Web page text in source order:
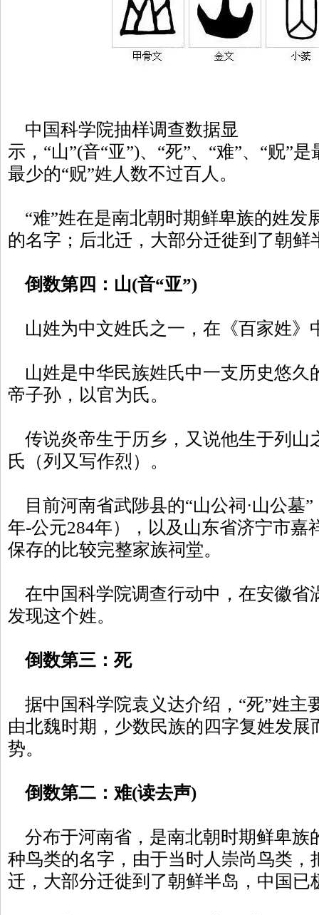
中国科学院抽样调查数据显
示，“山”(音“亚”)、“死”、“难”、“贶”
最少的“贶”姓人数不过百人。
“难”姓在是南北朝时期鲜卑族的姓发
的名字；后北迁，大部分迁徙到了朝鲜
倒数第四：山(音“亚”)
山姓为中文姓氏之一，在《百家姓》
山姓是中华民族姓氏中一支历史悠
帝子孙，以官为氏。
传说炎帝生于历乡，又说他生于列山
氏（列又写作烈）。
目前河南省武陟县的“山公祠·山公墓
年-公元284年），以及山东省济宁市嘉
保存的比较完整家族祠堂。
在中国科学院调查行动中，在安徽省
发现这个姓。
倒数第三：死
据中国科学院袁义达介绍，“死”姓主
由北魏时期，少数民族的四字复姓发
势。
倒数第二：难(读去声)
分布于河南省，是南北朝时期鲜卑族
种鸟类的名字，由于当时人崇尚鸟类，
迁，大部分迁徙到了朝鲜半岛，中国已